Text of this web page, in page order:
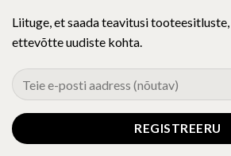
Liituge, et saada teavitusi
ettevõtte uudiste kohta.